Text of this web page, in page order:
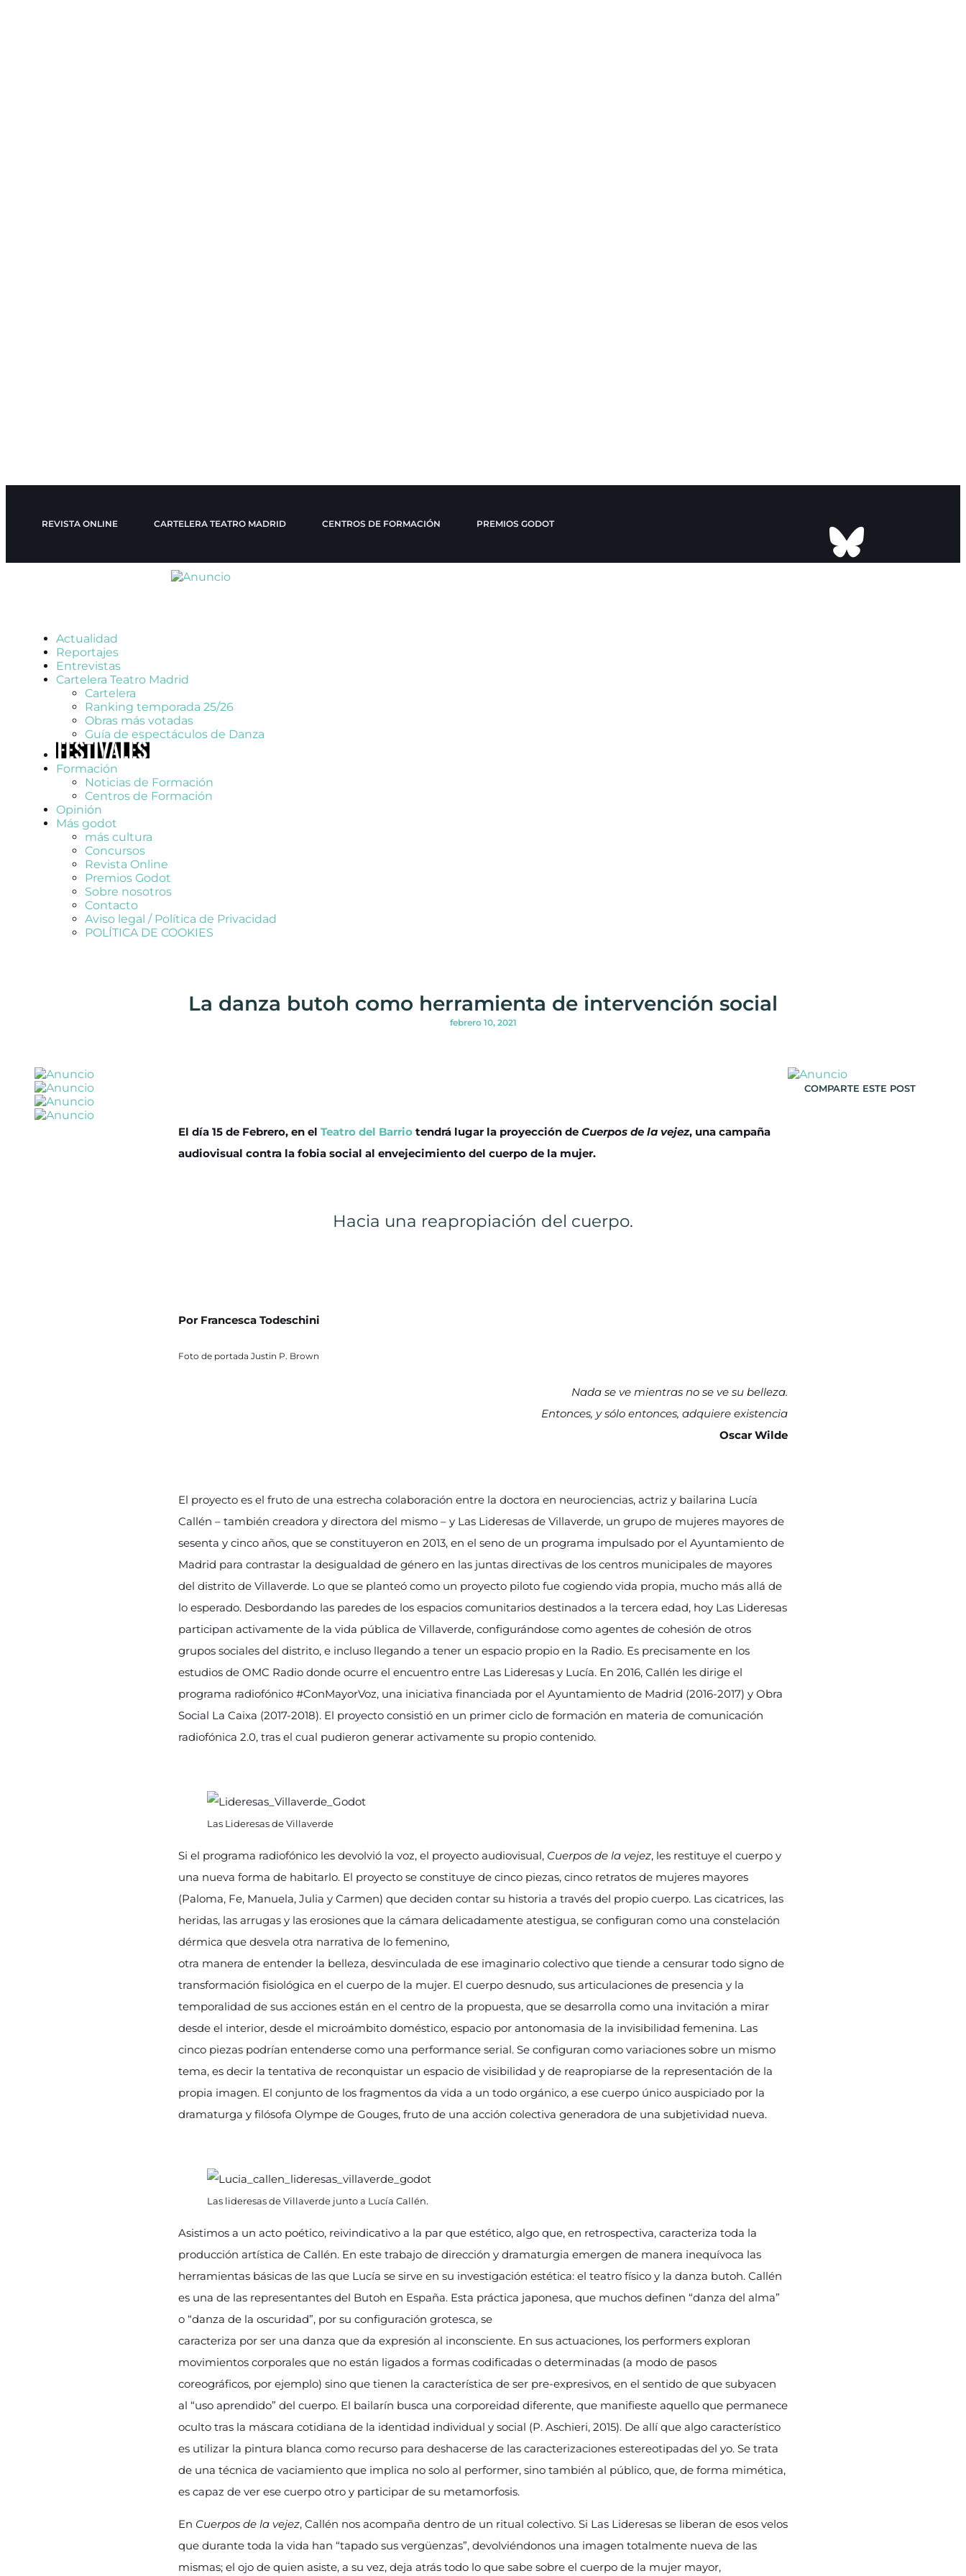
REVISTA ONLINE CARTELERA TEATRO MADRID CENTROS DE FORMACIÓN PREMIOS GODOT
Actualidad
Reportajes
Entrevistas
Cartelera Teatro Madrid
Cartelera
Ranking temporada 25/26
Obras más votadas
Guía de espectáculos de Danza
Formación
Noticias de Formación
Centros de Formación
Opinión
Más godot
más cultura
Concursos
Revista Online
Premios Godot
Sobre nosotros
Contacto
Aviso legal / Política de Privacidad
POLÍTICA DE COOKIES
La danza butoh como herramienta de intervención social
febrero 10, 2021
El día 15 de Febrero, en el Teatro del Barrio tendrá lugar la proyección de Cuerpos de la vejez, una campaña
audiovisual contra la fobia social al envejecimiento del cuerpo de la mujer.
Hacia una reapropiación del cuerpo.
Por Francesca Todeschini
Foto de portada Justin P. Brown
Nada se ve mientras no se ve su belleza.
Entonces, y sólo entonces, adquiere existencia
Oscar Wilde
El proyecto es el fruto de una estrecha colaboración entre la doctora en neurociencias, actriz y bailarina Lucía
Callén – también creadora y directora del mismo – y Las Lideresas de Villaverde, un grupo de mujeres mayores de
sesenta y cinco años, que se constituyeron en 2013, en el seno de un programa impulsado por el Ayuntamiento de
Madrid para contrastar la desigualdad de género en las juntas directivas de los centros municipales de mayores
del distrito de Villaverde. Lo que se planteó como un proyecto piloto fue cogiendo vida propia, mucho más allá de
lo esperado. Desbordando las paredes de los espacios comunitarios destinados a la tercera edad, hoy Las Lideresas
participan activamente de la vida pública de Villaverde, configurándose como agentes de cohesión de otros
grupos sociales del distrito, e incluso llegando a tener un espacio propio en la Radio. Es precisamente en los
estudios de OMC Radio donde ocurre el encuentro entre Las Lideresas y Lucía. En 2016, Callén les dirige el
programa radiofónico #ConMayorVoz, una iniciativa financiada por el Ayuntamiento de Madrid (2016-2017) y Obra
Social La Caixa (2017-2018). El proyecto consistió en un primer ciclo de formación en materia de comunicación
radiofónica 2.0, tras el cual pudieron generar activamente su propio contenido.
Las Lideresas de Villaverde
Si el programa radiofónico les devolvió la voz, el proyecto audiovisual, Cuerpos de la vejez, les restituye el cuerpo y
una nueva forma de habitarlo. El proyecto se constituye de cinco piezas, cinco retratos de mujeres mayores
(Paloma, Fe, Manuela, Julia y Carmen) que deciden contar su historia a través del propio cuerpo. Las cicatrices, las
heridas, las arrugas y las erosiones que la cámara delicadamente atestigua, se configuran como una constelación
dérmica que desvela otra narrativa de lo femenino,
otra manera de entender la belleza, desvinculada de ese imaginario colectivo que tiende a censurar todo signo de
transformación fisiológica en el cuerpo de la mujer. El cuerpo desnudo, sus articulaciones de presencia y la
temporalidad de sus acciones están en el centro de la propuesta, que se desarrolla como una invitación a mirar
desde el interior, desde el microámbito doméstico, espacio por antonomasia de la invisibilidad femenina. Las
cinco piezas podrían entenderse como una performance serial. Se configuran como variaciones sobre un mismo
tema, es decir la tentativa de reconquistar un espacio de visibilidad y de reapropiarse de la representación de la
propia imagen. El conjunto de los fragmentos da vida a un todo orgánico, a ese cuerpo único auspiciado por la
dramaturga y filósofa Olympe de Gouges, fruto de una acción colectiva generadora de una subjetividad nueva.
Las lideresas de Villaverde junto a Lucía Callén.
Asistimos a un acto poético, reivindicativo a la par que estético, algo que, en retrospectiva, caracteriza toda la
producción artística de Callén. En este trabajo de dirección y dramaturgia emergen de manera inequívoca las
herramientas básicas de las que Lucía se sirve en su investigación estética: el teatro físico y la danza butoh. Callén
es una de las representantes del Butoh en España. Esta práctica japonesa, que muchos definen “danza del alma”
o “danza de la oscuridad”, por su configuración grotesca, se
caracteriza por ser una danza que da expresión al inconsciente. En sus actuaciones, los performers exploran
movimientos corporales que no están ligados a formas codificadas o determinadas (a modo de pasos
coreográficos, por ejemplo) sino que tienen la característica de ser pre-expresivos, en el sentido de que subyacen
al “uso aprendido” del cuerpo. El bailarín busca una corporeidad diferente, que manifieste aquello que permanece
oculto tras la máscara cotidiana de la identidad individual y social (P. Aschieri, 2015). De allí que algo característico
es utilizar la pintura blanca como recurso para deshacerse de las caracterizaciones estereotipadas del yo. Se trata
de una técnica de vaciamiento que implica no solo al performer, sino también al público, que, de forma mimética,
es capaz de ver ese cuerpo otro y participar de su metamorfosis.
En Cuerpos de la vejez, Callén nos acompaña dentro de un ritual colectivo. Si Las Lideresas se liberan de esos velos
que durante toda la vida han “tapado sus vergüenzas”, devolviéndonos una imagen totalmente nueva de las
mismas; el ojo de quien asiste, a su vez, deja atrás todo lo que sabe sobre el cuerpo de la mujer mayor,
COMPARTE ESTE POST